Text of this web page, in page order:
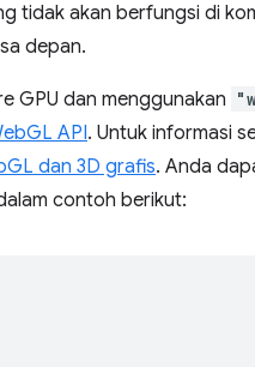
tidak akan berfungsi di
depan.
GPU dan menggunakan
API. Untuk informasi
dan 3D grafis. Anda
contoh berikut: